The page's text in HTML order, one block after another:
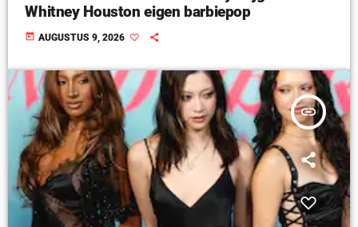
Whitney Houston eigen barbiepop
today AUGUSTUS 9, 2026
insert_link